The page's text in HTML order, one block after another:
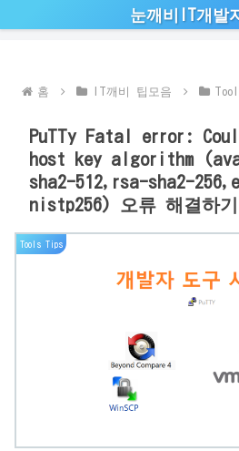
눈깨비IT개발
홈 IT깨비 팁모음
PuTTy Fatal error:
host key algorithm
sha2-512,rsa-sha2-
nistp256) 오류 해결하기
Tools Tips